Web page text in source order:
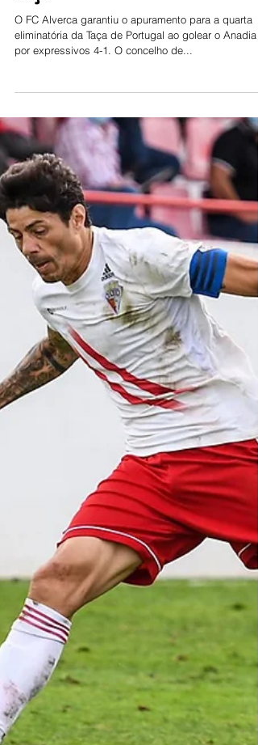
Alverca bate Anadia e avança na
Taça
por expressivos 4-1. O concelho de...